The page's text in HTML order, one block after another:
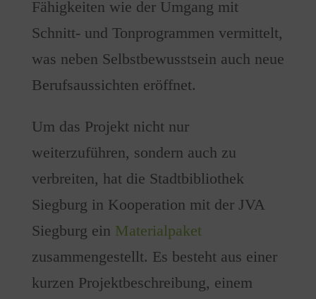
Fähigkeiten wie der Umgang mit
Schnitt- und Tonprogrammen vermittelt,
was neben Selbstbewusstsein auch neue
Berufsaussichten eröffnet.
Um das Projekt nicht nur
weiterzuführen, sondern auch zu
verbreiten, hat die Stadtbibliothek
Siegburg in Kooperation mit der JVA
Siegburg ein Materialpaket
zusammengestellt. Es besteht aus einer
kurzen Projektbeschreibung, einem